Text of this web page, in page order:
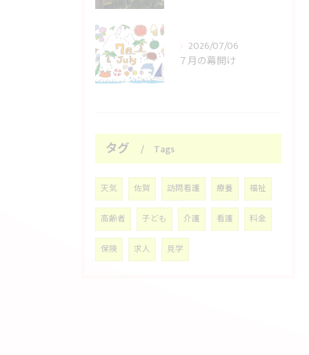
2026/07/06
７月の幕開け
タグ Tags
天気 佐賀 訪問看護 療養 福祉
高齢者 子ども 介護 看護 料金
保険 求人 見学